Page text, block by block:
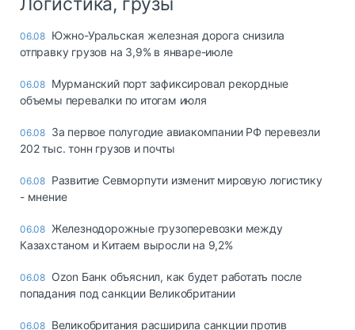
06.08 Южно-Уральская железная дорога снизила
отправку грузов на 3,9% в январе-июле
06.08 Мурманский порт зафиксировал рекордные
объемы перевалки по итогам июля
06.08 За первое полугодие авиакомпании РФ перевезли
202 тыс. тонн грузов и почты
06.08 Развитие Севморпути изменит мировую логистику
- мнение
06.08 Железнодорожные грузоперевозки между
Казахстаном и Китаем выросли на 9,2%
06.08 Ozon Банк объяснил, как будет работать после
попадания под санкции Великобритании
06.08 Великобритания расширила санкции против